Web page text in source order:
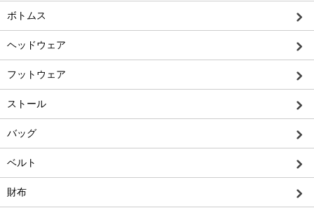
ボトムス
ヘッドウェア
フットウェア
ストール
バッグ
ベルト
財布